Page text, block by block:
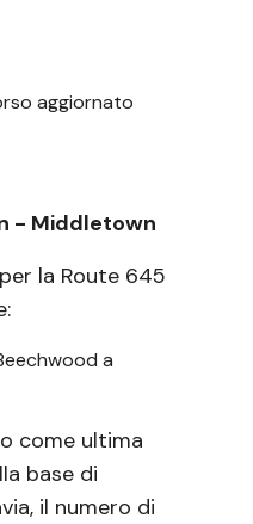
aggiornato
- Middletown
la Route 645
a
come ultima
base di
il numero di